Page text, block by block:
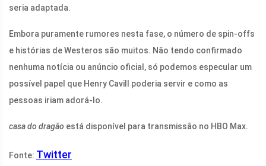
seria adaptada.
Embora puramente rumores nesta fase, o número de spin-offs
e histórias de Westeros são muitos. Não tendo confirmado
nenhuma notícia ou anúncio oficial, só podemos especular um
possível papel que Henry Cavill poderia servir e como as
pessoas iriam adorá-lo.
casa do dragão está disponível para transmissão no HBO Max.
Fonte: Twitter